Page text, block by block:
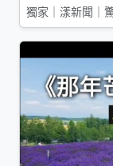
獨家｜漾新聞｜